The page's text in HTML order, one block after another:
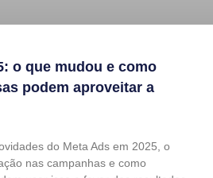
o que mudou e como
podem aproveitar a
do Meta Ads em 2025, o
nas campanhas e como